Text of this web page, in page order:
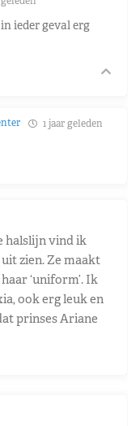
ieder geval erg
1 jaar geleden
halslijn vind ik
zien. Ze maakt
‘uniform’. Ik
ook erg leuk en
prinses Ariane